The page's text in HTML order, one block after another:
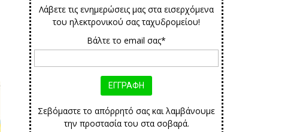
Λάβετε τις ενημερώσεις μας στα εισερχόμενα
του ηλεκτρονικού σας ταχυδρομείου!
Βάλτε το email σας*
Σεβόμαστε το απόρρητό σας και λαμβάνουμε
την προστασία του στα σοβαρά.